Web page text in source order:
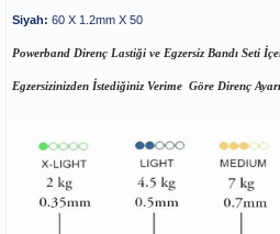
Siyah: 60 X 1.2mm X 50
Powerband Direnç Lastiği ve Egzersiz Bandı Seti
Egzersizinizden İstediğiniz Verime Göre Direnç